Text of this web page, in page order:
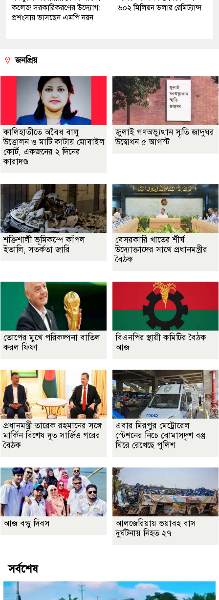
কলেজ সরকারিকরণের উদ্যোগ:
প্রশংসায় ভাসছেন এমপি নয়ন
৬০২ মিলিয়ন ডলার রেমিট্যান্স
জনপ্রিয়
কালিহাতীতে অবৈধ বালু
উত্তোলন ও মাটি কাটায় মোবাইল
কোর্ট, একজনের ২ দিনের
কারাদণ্ড
জুলাই গণঅভ্যুত্থান স্মৃতি জাদুঘর
উদ্বোধন ৫ আগস্ট
শক্তিশালী ভূমিকম্পে কাঁপল
ইতালি, সতর্কতা জারি
বেসরকারি খাতের শীর্ষ
উদ্যোক্তাদের সাথে প্রধানমন্ত্রীর
বৈঠক
তোপের মুখে পরিকল্পনা বাতিল
করল ফিফা
বিএনপির স্থায়ী কমিটির বৈঠক
আজ
প্রধানমন্ত্রী তারেক রহমানের সঙ্গে
মার্কিন বিশেষ দূত সার্জিও গরের
বৈঠক
এবার মিরপুর মেট্রোরেল
স্টেশনের নিচে বোমাসদৃশ বস্তু
ঘিরে রেখেছে পুলিশ
আজ বন্ধু দিবস
আলজেরিয়ায় ভয়াবহ বাস
দুর্ঘটনায় নিহত ২৭
সর্বশেষ